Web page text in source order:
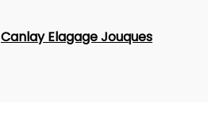
Canlay Elagage Jouques